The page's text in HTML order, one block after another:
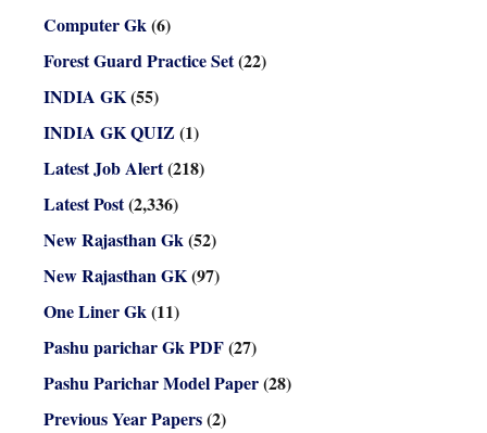
Computer Gk(6)
Forest Guard Practice Set(22)
INDIA GK(55)
INDIA GK QUIZ (1)
Latest Job Alert(218)
Latest Post(2,336)
New Rajasthan Gk(52)
New Rajasthan GK(97)
One Liner Gk(11)
Pashu parichar Gk PDF(27)
Pashu Parichar Model Paper(28)
Previous Year Papers(2)